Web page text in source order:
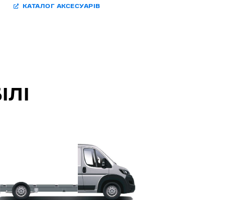
КАТАЛОГ АКСЕСУАРІВ